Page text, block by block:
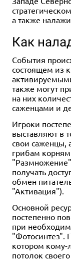
а также
Как
События
состоящем из
также могут
на них
саженцами и
Игроки
выставляют в
свои саженцы,
грибам
получать
обмен
"Активация").
Основной
постепенно
при
"Фотосинтез".
котором кому-
потолок